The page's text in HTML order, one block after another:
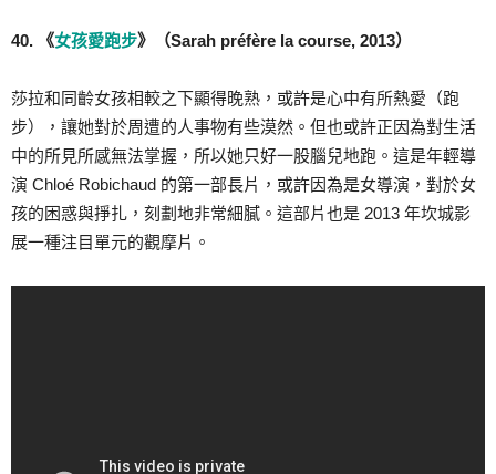
40. 《女孩愛跑步》（Sarah préfère la course, 2013）
莎拉和同齡女孩相較之下顯得晚熟，或許是心中有所熱愛（跑
步），讓她對於周遭的人事物有些漠然。但也或許正因為對生活
中的所見所感無法掌握，所以她只好一股腦兒地跑。這是年輕導
演 Chloé Robichaud 的第一部長片，或許因為是女導演，對於女
孩的困惑與掙扎，刻劃地非常細膩。這部片也是 2013 年坎城影
展一種注目單元的觀摩片。